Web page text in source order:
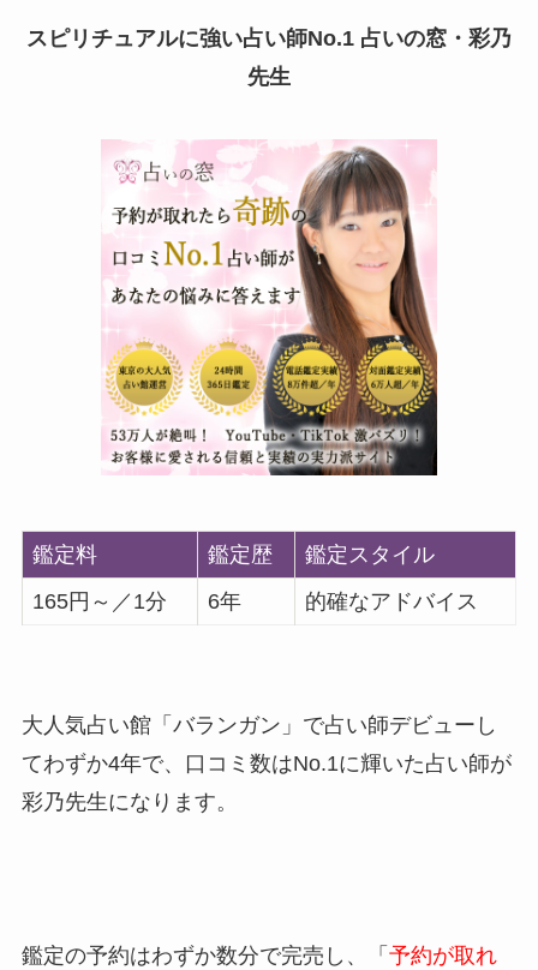
スピリチュアルに強い占い師No.1 占いの窓・彩乃
先生
鑑定料 鑑定歴
鑑定スタイル
165円～／1分
6年 的確なアドバイス
大人気占い館「バランガン」で占い師デビューし
てわずか4年で、口コミ数はNo.1に輝いた占い師が
彩乃先生になります。
鑑定の予約はわずか数分で完売し、「 予約が取れ